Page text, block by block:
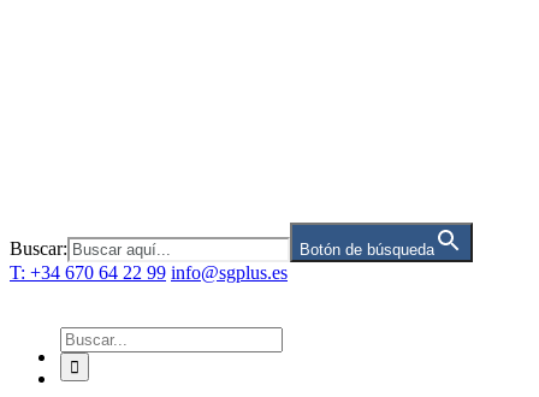
Buscar: Botón de búsqueda
T: +34 670 64 22 99 info@sgplus.es
Buscar: